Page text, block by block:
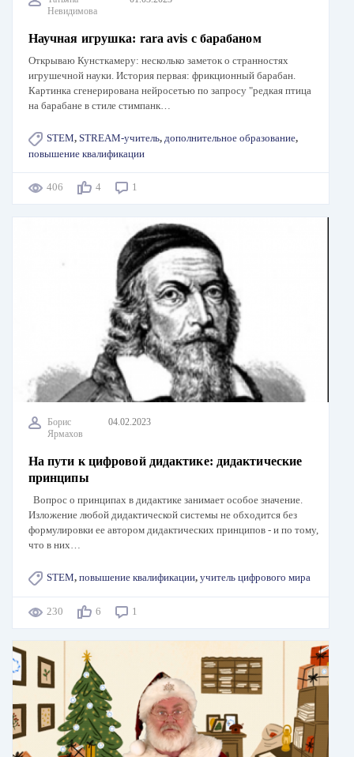
Невидимова
Научная игрушка: rara avis с барабаном
Открываю Кунсткамеру: несколько заметок о странностях
игрушечной науки. История первая: фрикционный барабан.
Картинка сгенерирована нейросетью по запросу "редкая птица
на барабане в стиле стимпанк…
STEM, STREAM-учитель, дополнительное образование,
повышение квалификации
406 4 1
Борис
Ярмахов
04.02.2023
На пути к цифровой дидактике: дидактические
принципы
Вопрос о принципах в дидактике занимает особое значение.
Изложение любой дидактической системы не обходится без
формулировки ее автором дидактических принципов - и по тому,
что в них…
STEM, повышение квалификации, учитель цифрового мира
230 6 1